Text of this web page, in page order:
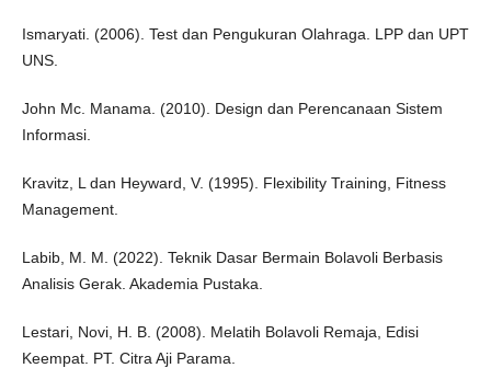
Ismaryati. (2006). Test dan Pengukuran Olahraga. LPP dan UPT
UNS.
John Mc. Manama. (2010). Design dan Perencanaan Sistem
Informasi.
Kravitz, L dan Heyward, V. (1995). Flexibility Training, Fitness
Management.
Labib, M. M. (2022). Teknik Dasar Bermain Bolavoli Berbasis
Analisis Gerak. Akademia Pustaka.
Lestari, Novi, H. B. (2008). Melatih Bolavoli Remaja, Edisi
Keempat. PT. Citra Aji Parama.